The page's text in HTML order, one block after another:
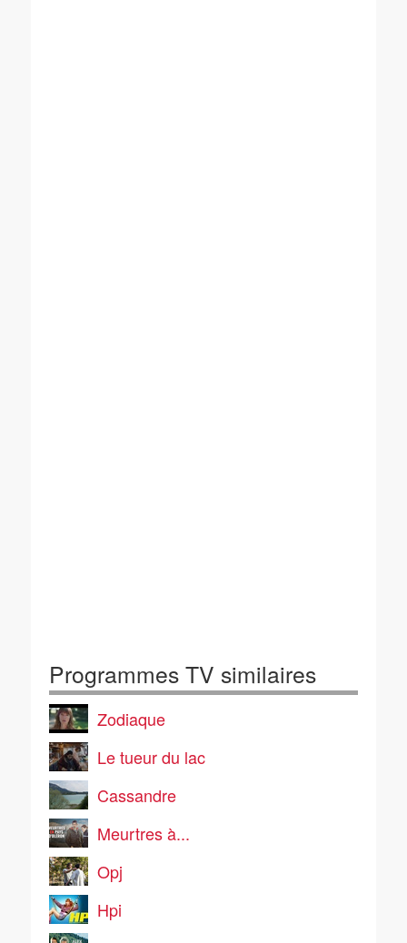
Programmes TV similaires
Zodiaque
Le tueur du lac
Cassandre
Meurtres à...
Opj
Hpi